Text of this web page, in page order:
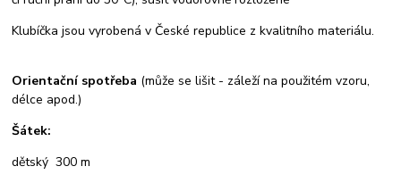
Klubíčka jsou vyrobená v České republice z kvalitního materiálu.
Orientační spotřeba (může se lišit - záleží na použitém vzoru,
délce apod.)
Šátek:
dětský 300 m